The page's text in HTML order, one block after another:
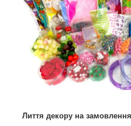
Лиття декору на замовлення